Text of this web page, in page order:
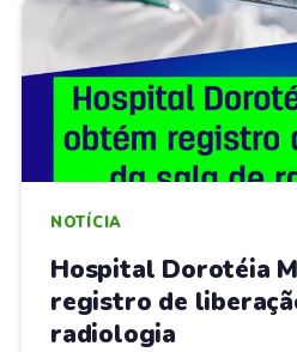
NOTÍCIA
Hospital Dorotéia
registro de
radiologia